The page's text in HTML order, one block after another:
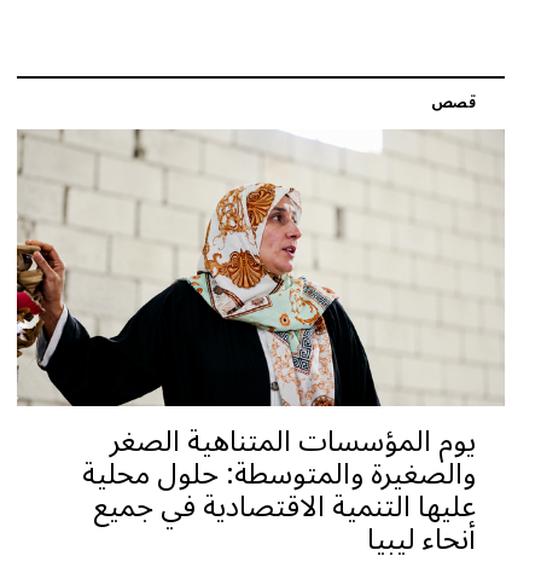
قصص
يوم المؤسسات المتناهية الصغر
والصغيرة والمتوسطة: حلول محلية
عليها التنمية الاقتصادية في جميع
أنحاء ليبيا